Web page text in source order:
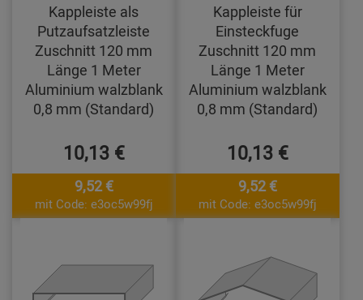
Kappleiste als
Putzaufsatzleiste
Zuschnitt 120 mm
Länge 1 Meter
Aluminium walzblank
0,8 mm (Standard)
10,13 €
9,52 €
mit Code: e3oc5w99fj
Kappleiste für
Einsteckfuge
Zuschnitt 120 mm
Länge 1 Meter
Aluminium walzblank
0,8 mm (Standard)
10,13 €
9,52 €
mit Code: e3oc5w99fj